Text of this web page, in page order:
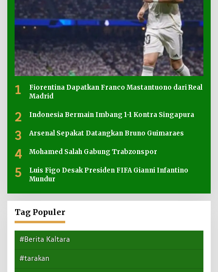
1
Fiorentina Dapatkan Franco Mastantuono dari Real
Madrid
2 Indonesia Bermain Imbang 1-1 Kontra Singapura
3 Arsenal Sepakat Datangkan Bruno Guimaraes
4 Mohamed Salah Gabung Trabzonspor
5
Luis Figo Desak Presiden FIFA Gianni Infantino
Mundur
Tag Populer
#Berita Kaltara
#tarakan